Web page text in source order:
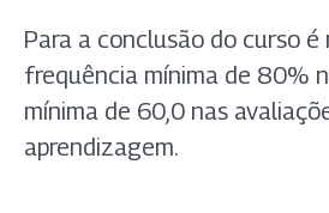
Para a conclusão do curso é
frequência mínima de 80%
mínima de 60,0 nas
aprendizagem.